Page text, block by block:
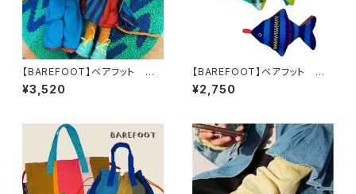
【BAREFOOT】ベアフット ぬ
いぐるみ ネズミ 女の子L
¥3,520
【BAREFOOT】ベアフット ぬ
いぐるみ フィッシュ
¥2,750